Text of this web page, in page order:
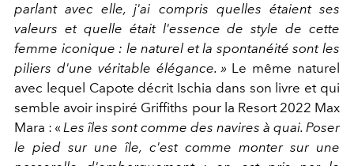
parlant avec elle, j'ai compris quelles étaient ses
valeurs et quelle était l'essence de style de cette
femme iconique : le naturel et la spontanéité sont les
piliers d'une véritable élégance. » Le même naturel
avec lequel Capote décrit Ischia dans son livre et qui
semble avoir inspiré Griffiths pour la Resort 2022 Max
Mara : « Les îles sont comme des navires à quai. Poser
le pied sur une île, c'est comme monter sur une